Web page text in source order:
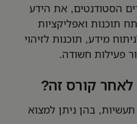
הסטודנטים, את הידע
תוכנות ואפליקציות
מידע, תוכנות לזיהוי
פעילות חשודה.
לאחר קורס זה?
בהן ניתן למצוא